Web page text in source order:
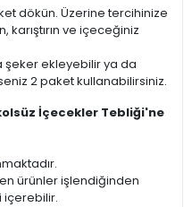
dökün. Üzerine tercihinize
karıştırın ve içeceğiniz
şeker ekleyebilir ya da
2 paket kullanabilirsiniz.
İçecekler Tebliği'ne
ürünler işlendiğinden
içerebilir.